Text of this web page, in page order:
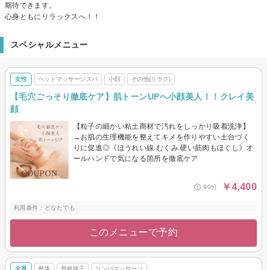
期待できます。
心身ともにリラックスへ！！
スペシャルメニュー
女性 ヘッドマッサージスパ 小顔 その他(リラク)
【毛穴ごっそり徹底ケア】肌トーンUPへ小顔美人！！クレイ美
顔
【粒子の細かい粘土商材で汚れをしっかり吸着洗浄】
→お肌の生理機能を整えてキメを作りやすい土台づく
りに促進◎《ほうれい線.むくみ.硬い筋肉もほぐし》オ
ールハンドで気になる箇所を徹底ケア
90分 ￥4,400
利用条件：どなたでも
このメニューで予約
全員 整体 骨格矯正 リンパマッサージ